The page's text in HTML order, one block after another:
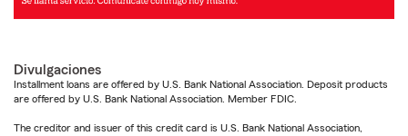
Divulgaciones
Installment loans are offered by U.S. Bank National Association. Deposit products
are offered by U.S. Bank National Association. Member FDIC.
The creditor and issuer of this credit card is U.S. Bank National Association,